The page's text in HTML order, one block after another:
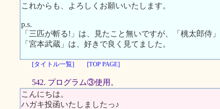
これからも、よろしくお願いいたします。
p.s.
「三匹が斬る!」は、見たこと無いですが、「桃太郎侍
「宮本武蔵」は、好きで良く見てました。
[タイトル一覧] [TOP PAGE]
542. プログラム③使用。
こんにちは。
ハガキ投函いたしましたっ♪